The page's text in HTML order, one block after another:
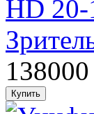
138000